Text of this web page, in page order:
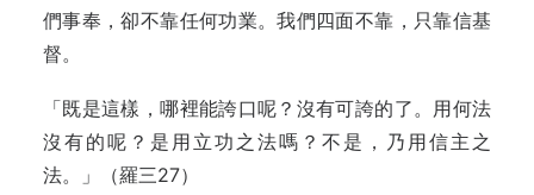
們事奉，卻不靠任何功業。我們四面不靠，只靠信基
督。
「既是這樣，哪裡能誇口呢？沒有可誇的了。用何法
沒有的呢？是用立功之法嗎？不是，乃用信主之
法。」（羅三27）